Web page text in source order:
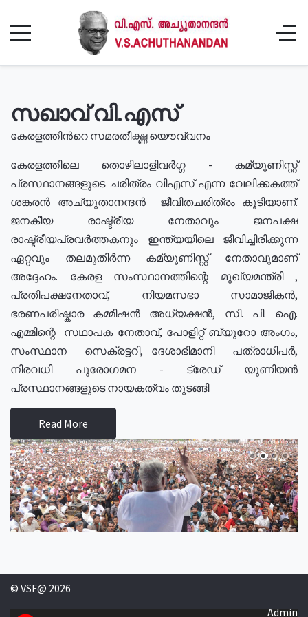
സഖാവ് വി.എസ്
കേരളത്തിൻറെ സമരതീക്ഷ്ണ യൌവ്വനം
കേരളത്തിലെ തൊഴിലാളിവർഗ്ഗ - കമ്യൂണിസ്റ്റ്
പ്രസ്ഥാനങ്ങളുടെ ചരിത്രം വിഎസ് എന്ന വേലിക്കകത്ത്
ശങ്കരൻ അച്യുതാനന്ദൻ ജീവിതചരിത്രം കൂടിയാണ്.
ജനകീയ രാഷ്ട്രീയ നേതാവും ജനപക്ഷ
രാഷ്ട്രീയപ്രവർത്തകനും ഇന്ത്യയിലെ ജീവിച്ചിരിക്കുന്ന
ഏറ്റവും തലമുതിർന്ന കമ്യൂണിസ്റ്റ് നേതാവുമാണ്
അദ്ദേഹം. കേരള സംസ്ഥാനത്തിന്റെ മുഖ്യമന്ത്രി ,
പ്രതിപക്ഷനേതാവ്, നിയമസഭാ സാമാജികൻ,
ഭരണപരിഷ്കാര കമ്മീഷൻ അധ്യക്ഷൻ, സി. പി. ഐ.
എമ്മിന്റെ സഥാപക നേതാവ്, പോളിറ്റ് ബ്യുറോ അംഗം,
സംസ്ഥാന സെക്രട്ടറി, ദേശാഭിമാനി പത്രാധിപർ,
നിരവധി പുരോഗമന - ട്രേഡ് യൂണിയൻ
പ്രസ്ഥാനങ്ങളുടെ നായകത്വം തുടങ്ങി
Read More
© VSF@ 2026
Admin